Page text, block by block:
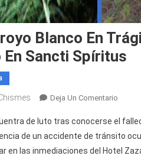
Blanco En
Sancti Spíritus
Deja Un Comentario
Vecino
De
Arroyo
de luto tras conocerse el
de un accidente de tránsito
en las inmediaciones del Hotel